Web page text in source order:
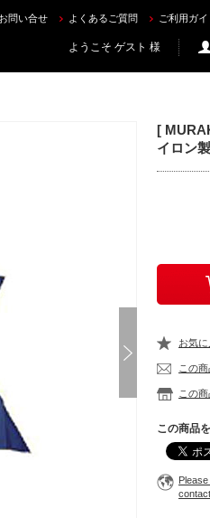
ならec.mic21.com
お問い合せ よくあるご質問 ご利用ガイ
ようこそ ゲスト 様
[
イロン
お気
この
この
この商品